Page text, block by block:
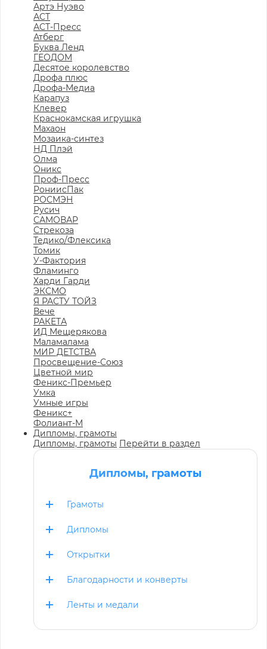
Артэ Нуэво
АСТ
АСТ-Пресс
Атберг
Буква Ленд
ГЕОДОМ
Десятое королевство
Дрофа плюс
Дрофа-Медиа
Карапуз
Клевер
Краснокамская игрушка
Махаон
Мозаика-синтез
НД Плэй
Олма
Оникс
Проф-Пресс
РониисПак
РОСМЭН
Русич
САМОВАР
Стрекоза
Тедико/Флексика
Томик
У-Фактория
Фламинго
Харди Гарди
ЭКСМО
Я РАСТУ ТОЙЗ
Вече
РАКЕТА
ИД Мещерякова
Маламалама
МИР ДЕТСТВА
Просвещение-Союз
Цветной мир
Феникс-Премьер
Умка
Умные игры
Феникс+
Фолиант-М
Дипломы, грамоты
Дипломы, грамоты Перейти в раздел
Дипломы, грамоты
Грамоты
Дипломы
Открытки
Благодарности и конверты
Ленты и медали